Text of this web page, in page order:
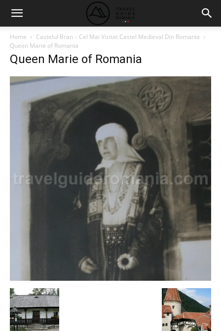
Home
Castelul Bran – Cel Mai Vizitat Castel Medieval Din Romania
Queen Marie of Romania
Queen Marie of Romania